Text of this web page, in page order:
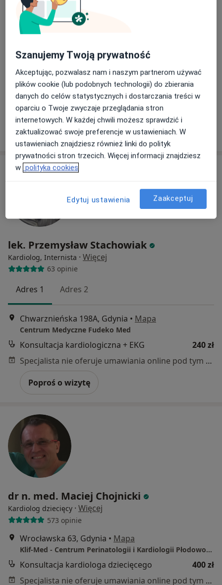
dr n. med. Joanna Błaszak
Kardiolog·
15 opinii
Tadeusza Wendy 15, Gdynia Mapa
Centrum Medyczno-Rehabilitacyjne MED-REH
Konsultacja kardiologiczna
250 zł
Poproś o wizytę
lek. Przemysław Stachowiak
Kardiolog, Internista · Więcej
63 opinie
Adres 1 Adres 2
Chwarznieńska 198A, Gdynia • Mapa
Centrum Medyczne Fudeko Med
Konsultacja kardiologiczna + EKG
240 zł
Specjalista nie oferuje umawiania online pod tym adresem.
Poproś o wizytę
dr n. med. Maciej Chojnicki
Kardiolog dziecięcy · Więcej
573 opinie
Wrocławska 63, Gdynia • Mapa
Klif-Med - Centrum Perinatologii i Kardiologii Płodowo-Dziecięcej
Konsultacja kardiologa dziecięcego
400 zł
Specjalista nie oferuje umawiania online pod tym adresem.
Szanujemy Twoją prywatność
Akceptując, pozwalasz nam i naszym partnerom używać
plików cookie (lub podobnych technologii) do zbierania
danych do celów statystycznych i dostarczania treści w
oparciu o Twoje zwyczaje przeglądania stron
internetowych. W każdej chwili możesz sprawdzić i
zaktualizować swoje preferencje w ustawieniach. W
ustawieniach znajdziesz również linki do polityk
prywatności stron trzecich. Więcej informacji znajdziesz
w polityka cookies
Edytuj ustawienia Zaakceptuj